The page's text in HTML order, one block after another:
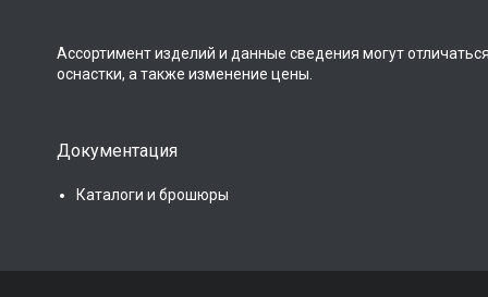
Ассортимент изделий и данные сведения могут
оснастки, а также изменение цены.
Документация
Каталоги и брошюры